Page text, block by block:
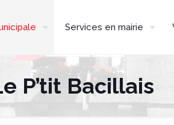
Services en mairie
P’tit Bacillais